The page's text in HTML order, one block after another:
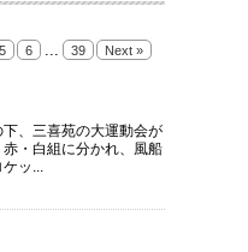
5 6 ... 39 Next »
、三喜苑の大運動会が
・白組に分かれ、風船
ッ...